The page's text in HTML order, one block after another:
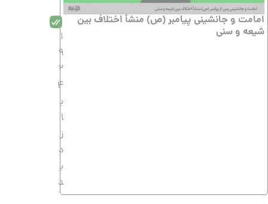
امامت و جانشینی پیامبر (ص) منشأ اختلاف بین
شیعه و سنی
1
9
2
4
ب
ا
ز
د
ی
د